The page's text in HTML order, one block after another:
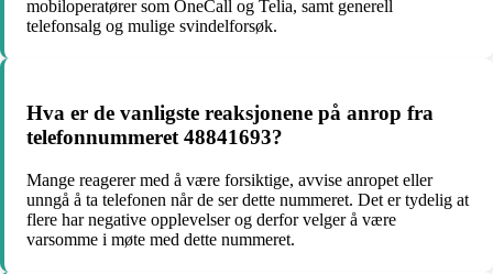
mobiloperatører som OneCall og Telia, samt generell
telefonsalg og mulige svindelforsøk.
Hva er de vanligste reaksjonene på anrop fra
telefonnummeret 48841693?
Mange reagerer med å være forsiktige, avvise anropet eller
unngå å ta telefonen når de ser dette nummeret. Det er tydelig at
flere har negative opplevelser og derfor velger å være
varsomme i møte med dette nummeret.